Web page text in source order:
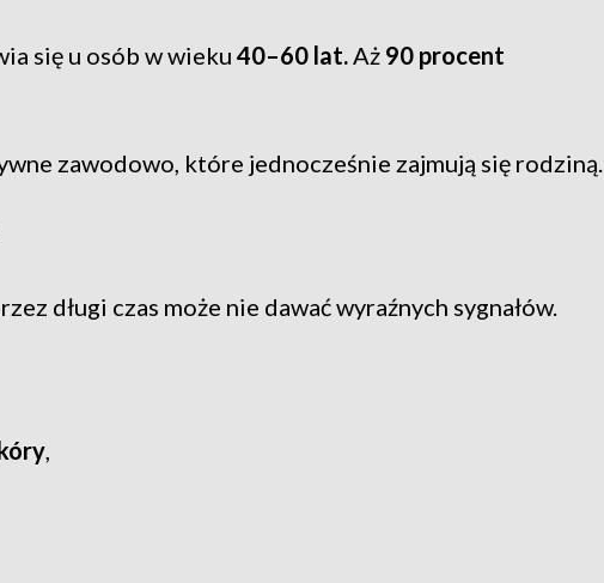
się u osób w wieku 40–60 lat.Aż 90 procent
zawodowo, które jednocześnie zajmują się rodziną.
długi czas może nie dawać wyraźnych sygnałów.
,